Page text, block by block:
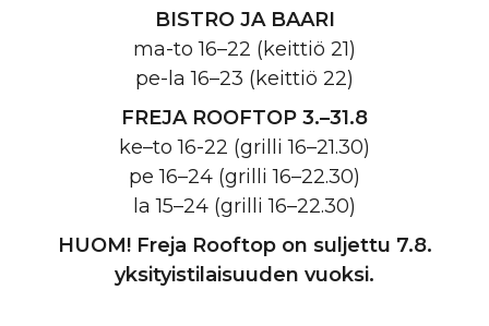
BISTRO JA BAARI
ma-to 16–22 (keittiö 21)
pe-la 16–23 (keittiö 22)
FREJA ROOFTOP 3.–31.8
ke–to 16-22 (grilli 16–21.30)
pe 16–24 (grilli 16–22.30)
la 15–24 (grilli 16–22.30)
HUOM! Freja Rooftop on suljettu 7.8.
yksityistilaisuuden vuoksi.